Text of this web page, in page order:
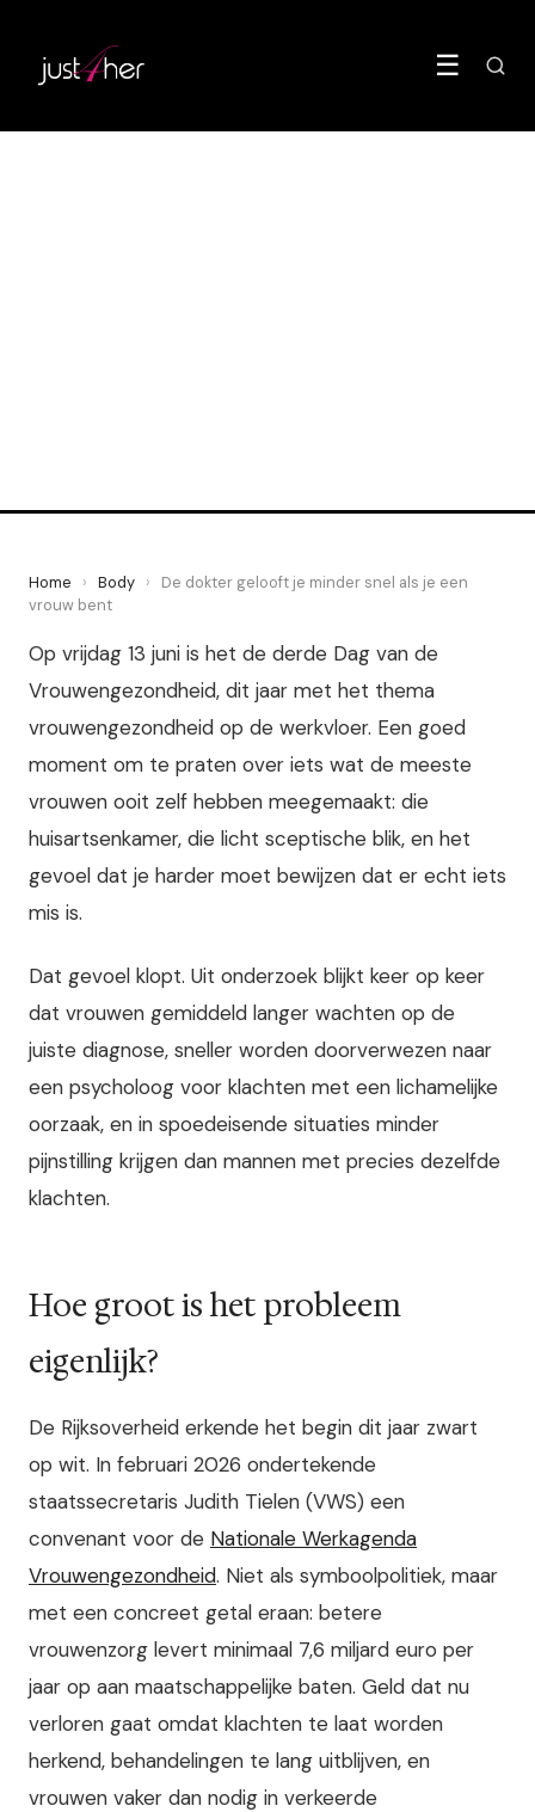
☰
Home › Body ›
De dokter gelooft je minder snel als je een
vrouw bent
Op vrijdag 13 juni is het de derde Dag van de
Vrouwengezondheid, dit jaar met het thema
vrouwengezondheid op de werkvloer. Een goed
moment om te praten over iets wat de meeste
vrouwen ooit zelf hebben meegemaakt: die
huisartsenkamer, die licht sceptische blik, en het
gevoel dat je harder moet bewijzen dat er echt iets
mis is.
Dat gevoel klopt. Uit onderzoek blijkt keer op keer
dat vrouwen gemiddeld langer wachten op de
juiste diagnose, sneller worden doorverwezen naar
een psycholoog voor klachten met een lichamelijke
oorzaak, en in spoedeisende situaties minder
pijnstilling krijgen dan mannen met precies dezelfde
klachten.
Hoe groot is het probleem
eigenlijk?
De Rijksoverheid erkende het begin dit jaar zwart
op wit. In februari 2026 ondertekende
staatssecretaris Judith Tielen (VWS) een
convenant voor de Nationale Werkagenda
Vrouwengezondheid. Niet als symboolpolitiek, maar
met een concreet getal eraan: betere
vrouwenzorg levert minimaal 7,6 miljard euro per
jaar op aan maatschappelijke baten. Geld dat nu
verloren gaat omdat klachten te laat worden
herkend, behandelingen te lang uitblijven, en
vrouwen vaker dan nodig in verkeerde